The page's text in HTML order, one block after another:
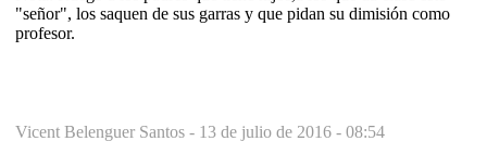
"señor", los saquen de sus garras y que pidan su dimisión como
profesor.
Vicent Belenguer Santos - 13 de julio de 2016 - 08:54